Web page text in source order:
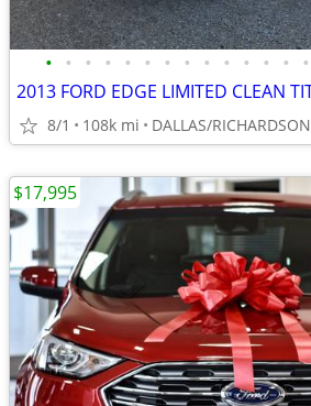
• • • • • • • • • • • • • •
8/1 108k mi DALLAS/RICHARDSON
$17,995